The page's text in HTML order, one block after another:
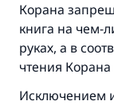
Корана
книга на чем-
руках, а в
чтения
Исключением